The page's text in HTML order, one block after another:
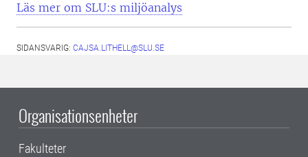
Läs mer om SLU:s miljöanalys
SIDANSVARIG: CAJSA.LITHELL@SLU.SE
Organisationsenheter
Fakulteter